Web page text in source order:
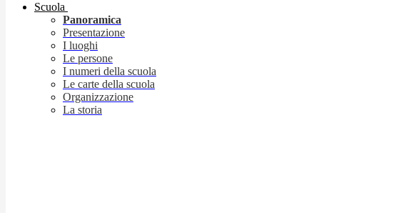
Scuola
Panoramica
Presentazione
I luoghi
Le persone
I numeri della scuola
Le carte della scuola
Organizzazione
La storia